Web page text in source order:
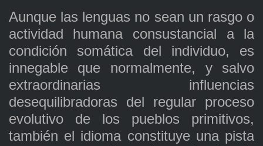
Aunque las lenguas no sean un rasgo o
actividad humana consustancial a la
condición somática del individuo, es
innegable que normalmente, y salvo
extraordinarias influencias
desequilibradoras del regular proceso
evolutivo de los pueblos primitivos,
también el idioma constituye una pista